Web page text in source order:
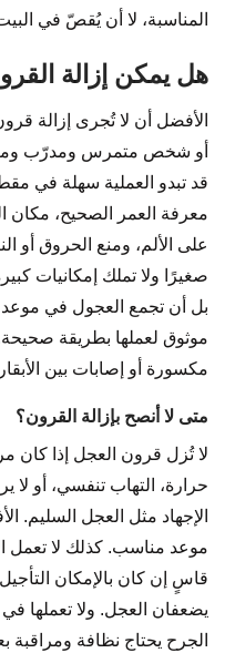
المناسبة، لا أن يُقصّ في
هل يمكن إزالة
الأفضل أن لا تُجرى إزالة
أو شخص متمرس ومدرّب
قد تبدو العملية سهلة في
معرفة العمر الصحيح، مكان
على الألم، ومنع الحروق أو
صغيرًا ولا تملك إمكانيات
بل أن تجمع العجول في
موثوق لعملها بطريقة
مكسورة أو إصابات بين
متى لا أنصح بإزالة القرون؟
لا تُزل قرون العجل إذا كان
حرارة، التهاب تنفسي، أو لا
الإجهاد مثل العجل السليم.
موعد مناسب. كذلك لا تعمل
قاسٍ إن كان بالإمكان
يضعفان العجل. ولا تعملها
الجرح يحتاج نظافة ومراقبة